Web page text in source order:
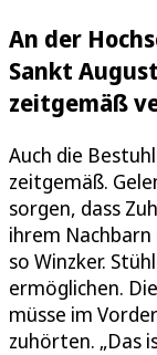
An der
Sankt
zeitgemäß
Auch die
zeitgemäß.
sorgen, dass
ihrem
so Winzker.
ermöglichen.
müsse im
zuhörten. „Das